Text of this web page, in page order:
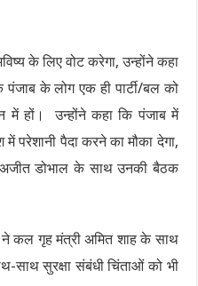
के लिए वोट करेगा, उन्होंने कहा
के लोग एक ही पार्टी/बल को
में हों। उन्होंने कहा कि पंजाब में
परेशानी पैदा करने का मौका देगा,
डोभाल के साथ उनकी बैठक
ने कल गृह मंत्री अमित शाह के साथ
साथ सुरक्षा संबंधी चिंताओं को भी